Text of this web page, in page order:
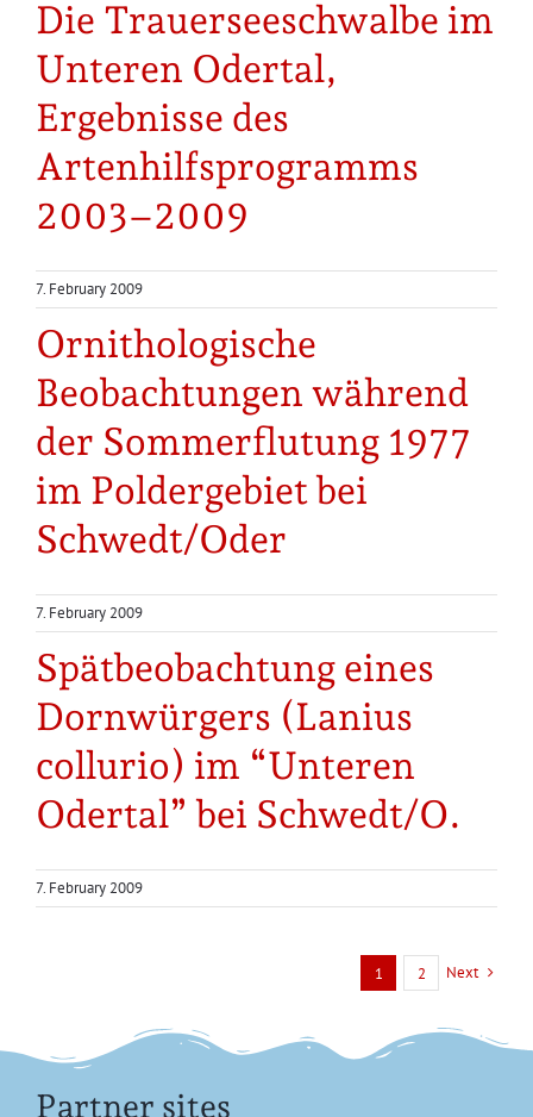
Die Trauerseeschwalbe im
Unteren Odertal,
Ergebnisse des
Artenhilfsprogramms
2003–2009
7. February 2009
Ornithologische
Beobachtungen während
der Sommerflutung 1977
im Poldergebiet bei
Schwedt/Oder
7. February 2009
Spätbeobachtung eines
Dornwürgers (Lanius
collurio) im “Unteren
Odertal” bei Schwedt/O.
7. February 2009
1 2 Next
Partner sites